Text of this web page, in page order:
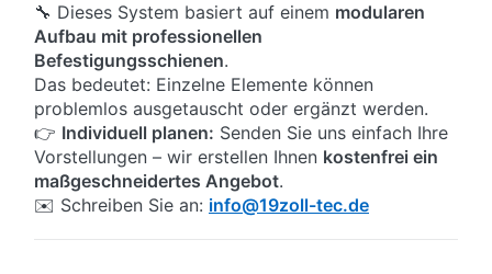
🔧 Dieses System basiert auf einem modularen
Aufbau mit professionellen
Befestigungsschienen.
Das bedeutet: Einzelne Elemente können
problemlos ausgetauscht oder ergänzt werden.
👉 Individuell planen: Senden Sie uns einfach Ihre
Vorstellungen – wir erstellen Ihnen kostenfrei ein
maßgeschneidertes Angebot.
✉️ Schreiben Sie an: info@19zoll-tec.de